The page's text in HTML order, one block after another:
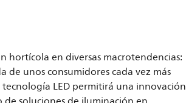
hortícola en diversas macrotendencias:
unos consumidores cada vez más
LED permitirá una innovación